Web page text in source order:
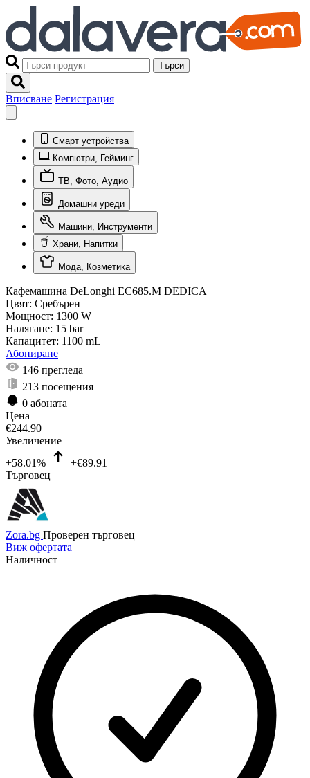
Търси
Вписване Регистрация
Смарт устройства
Компютри, Гейминг
ТВ, Фото, Аудио
Домашни уреди
Машини, Инструменти
Храни, Напитки
Мода, Козметика
Кафемашина DeLonghi EC685.M DEDICA
Цвят: Сребърен
Мощност: 1300 W
Налягане: 15 bar
Капацитет: 1100 mL
Абониране
146 прегледа
213 посещения
0 абоната
Цена
€244.90
Увеличение
+58.01%
+€89.91
Търговец
Zora.bg Проверен търговец
Виж офертата
Наличност